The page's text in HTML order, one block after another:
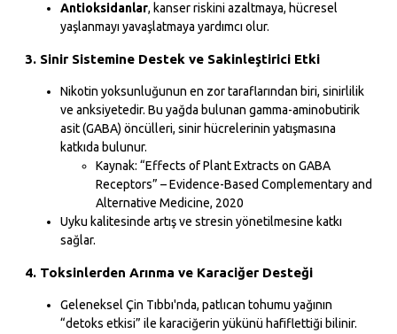
Antioksidanlar, kanser riskini azaltmaya, hücresel
yaşlanmayı yavaşlatmaya yardımcı olur.
3. Sinir Sistemine Destek ve Sakinleştirici Etki
Nikotin yoksunluğunun en zor taraflarından biri, sinirlilik
ve anksiyetedir. Bu yağda bulunan gamma-aminobutirik
asit (GABA) öncülleri, sinir hücrelerinin yatışmasına
katkıda bulunur.
Kaynak: “Effects of Plant Extracts on GABA
Receptors” – Evidence-Based Complementary and
Alternative Medicine, 2020
Uyku kalitesinde artış ve stresin yönetilmesine katkı
sağlar.
4. Toksinlerden Arınma ve Karaciğer Desteği
Geleneksel Çin Tıbbı'nda, patlıcan tohumu yağının
“detoks etkisi” ile karaciğerin yükünü hafiflettiği bilinir.